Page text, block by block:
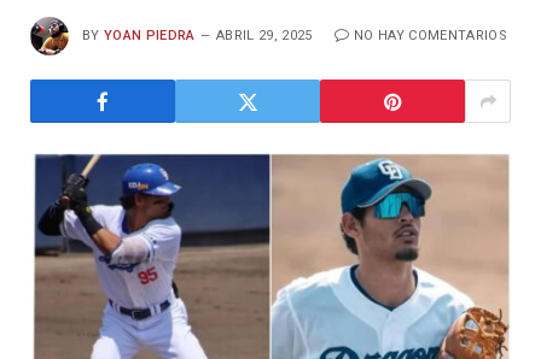
BY YOAN PIEDRA ABRIL 29, 2025 NO HAY COMENTARIOS